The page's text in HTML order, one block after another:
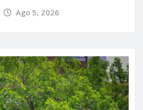
Ago 5, 2026